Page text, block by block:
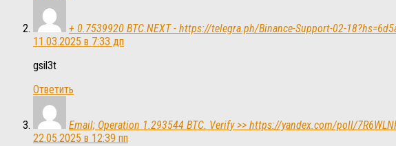
+ 0.7539920 BTC.NEXT - https://telegra.ph/Binance-Support-02-
11.03.2025 в 7:33 дп
gsil3t
Ответить
Email; Operation 1.293544 BTC. Verify >> https://yandex.com/poll/
22.05.2025 в 12:39 пп